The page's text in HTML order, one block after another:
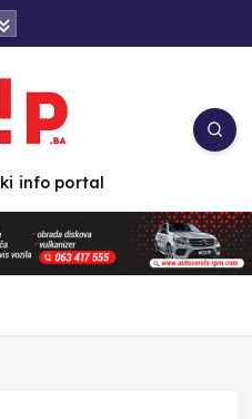
info portal